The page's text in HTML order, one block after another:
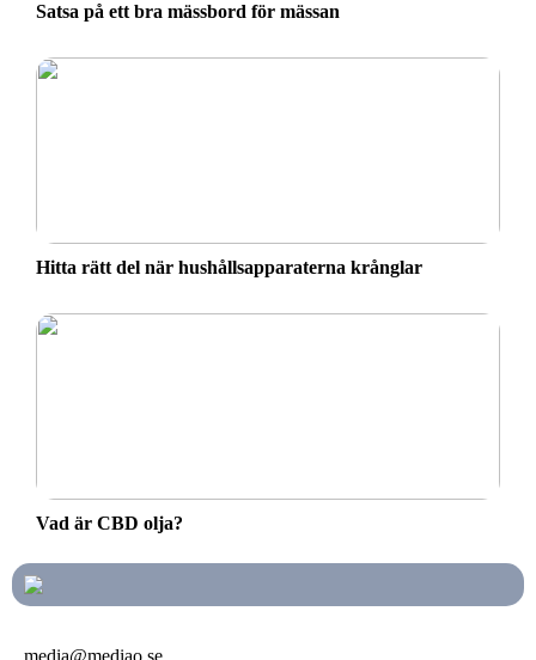
Satsa på ett bra mässbord för mässan
Hitta rätt del när hushållsapparaterna krånglar
Vad är CBD olja?